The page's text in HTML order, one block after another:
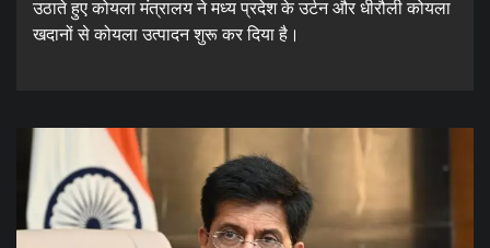
उठाते हुए कोयला मंत्रालय ने मध्य प्रदेश के उर्टन और धीरौली कोयला
खदानों से कोयला उत्पादन शुरू कर दिया है।